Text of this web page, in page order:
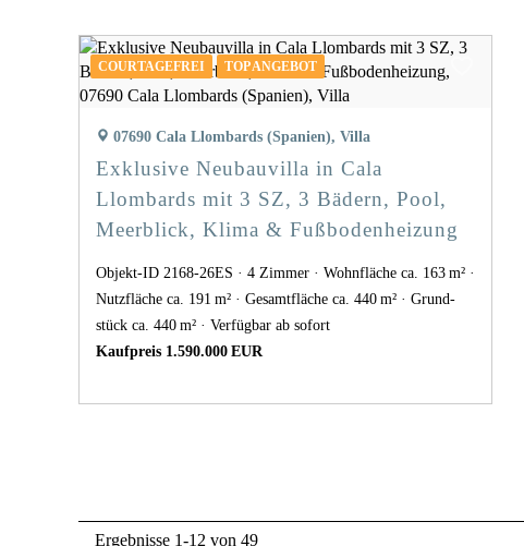
COURTAGEFREI TOP ANGEBOT
07690 Cala Llombards (Spanien), Villa
Exklusive Neubauvilla in Cala
Llombards mit 3 SZ, 3 Bädern, Pool,
Meerblick, Klima & Fußbodenheizung
Objekt-ID 2168-26ES 4 Zimmer
Wohnfläche ca. 163 m²
Nutzfläche ca. 191 m²
Gesamtfläche ca. 440 m²
Grund­
stück ca. 440 m²
Verfügbar ab sofort
Kaufpreis 1.590.000 EUR
Ergebnisse 1-12 von 49